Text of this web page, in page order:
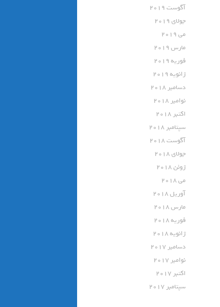
آگوست 2019
جولای 2019
می 2019
مارس 2019
فوریه 2019
ژانویه 2019
دسامبر 2018
نوامبر 2018
اکتبر 2018
سپتامبر 2018
آگوست 2018
جولای 2018
ژوئن 2018
می 2018
آوریل 2018
مارس 2018
فوریه 2018
ژانویه 2018
دسامبر 2017
نوامبر 2017
اکتبر 2017
سپتامبر 2017